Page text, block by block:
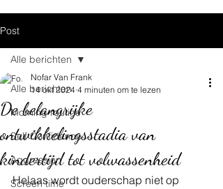
Post
Alle berichten
Morning routine
Self Confidence
Aggression
Screen time
Alle berichten
De belangrijke
ontwikkelingsstadia van
kindertijd tot volwassenheid
Nofar Van Frank
14 okt 2024 4 minuten om te lezen
Helaas wordt ouderschap niet op